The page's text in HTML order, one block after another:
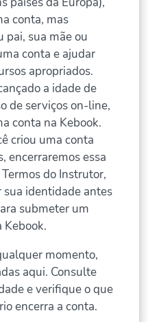
conta, mas
pai, sua mãe ou
conta e ajudar
apropriados.
a idade de
de serviços on-line,
conta na Kebook.
criou uma conta
encerraremos essa
do Instrutor,
identidade antes
submeter um
Kebook.
momento,
aqui. Consulte
e verifique o que
encerra a conta.